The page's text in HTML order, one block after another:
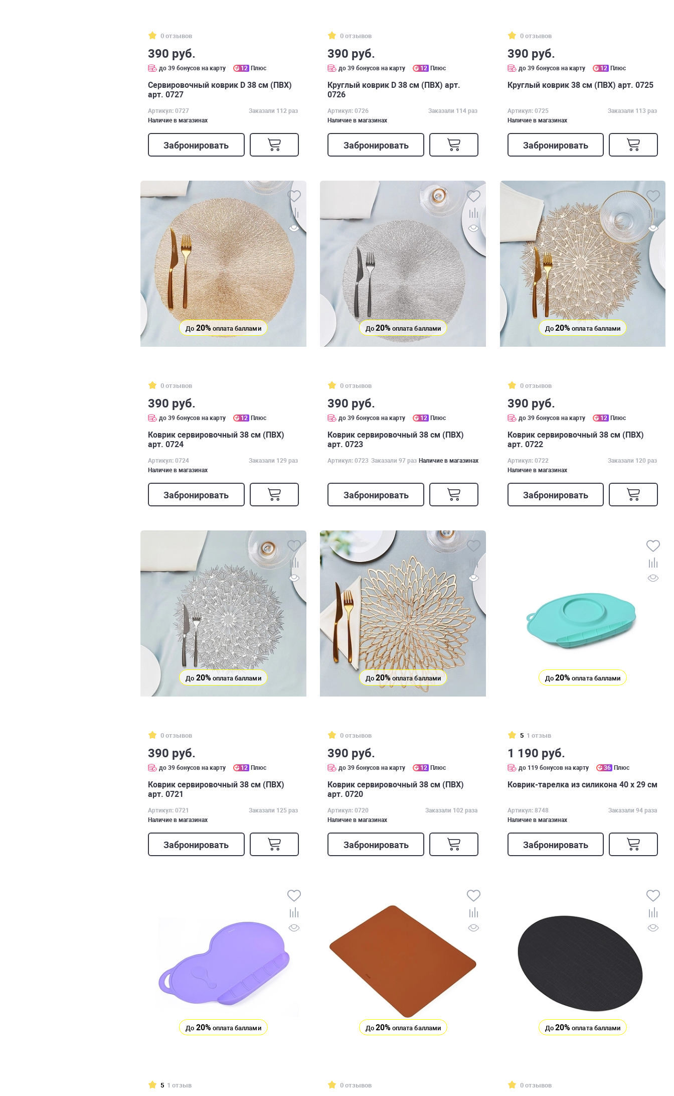
0 отзывов
390 руб.
до 39 бонусов на карту 12 Плюс
Сервировочный коврик D 38 см (ПВХ)
арт. 0727
Артикул: 0727
Заказали 112 раз
Наличие в магазинах
Забронировать
0 отзывов
390 руб.
до 39 бонусов на карту 12 Плюс
Круглый коврик D 38 см (ПВХ) арт.
0726
Артикул: 0726
Заказали 114 раз
Наличие в магазинах
Забронировать
0 отзывов
390 руб.
до 39 бонусов на карту 12 Плюс
Круглый коврик 38 см (ПВХ) арт. 0725
Артикул: 0725
Заказали 113 раз
Наличие в магазинах
Забронировать
До 20%оплата баллами
0 отзывов
390 руб.
до 39 бонусов на карту 12 Плюс
Коврик сервировочный 38 см (ПВХ)
арт. 0724
Артикул: 0724
Заказали 129 раз
Наличие в магазинах
Забронировать
До 20%оплата баллами
0 отзывов
390 руб.
до 39 бонусов на карту 12 Плюс
Коврик сервировочный 38 см (ПВХ)
арт. 0723
Артикул: 0723 Заказали 97 раз Наличие в магазинах
Забронировать
До20% оплата баллами
0 отзывов
390 руб.
до 39 бонусов на карту 12 Плюс
Коврик сервировочный 38 см (ПВХ)
арт. 0722
Артикул: 0722
Заказали 120 раз
Наличие в магазинах
Забронировать
До 20% оплата баллами
0 отзывов
390 руб.
до 39 бонусов на карту 12 Плюс
Коврик сервировочный 38 см (ПВХ)
арт. 0721
Артикул: 0721
Заказали 125 раз
Наличие в магазинах
Забронировать
До 20%оплата баллами
0 отзывов
390 руб.
до 39 бонусов на карту 12 Плюс
Коврик сервировочный 38 см (ПВХ)
арт. 0720
Артикул: 0720
Заказали 102 раза
Наличие в магазинах
Забронировать
До20% оплата баллами
5 1 отзыв
1 190 руб.
до 119 бонусов на карту 36 Плюс
Коврик-тарелка из силикона 40 х 29 см
Артикул: 8748
Заказали 94 раза
Наличие в магазинах
Забронировать
До 20% оплата баллами
5 1 отзыв
До 20% оплата баллами
0 отзывов
До20% оплата баллами
0 отзывов